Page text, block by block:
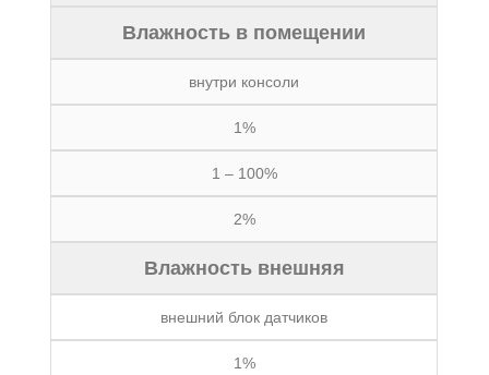
Влажность в помещении
внутри консоли
1%
1 – 100%
2%
Влажность внешняя
внешний блок датчиков
1%